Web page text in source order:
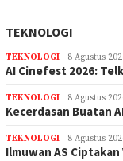
TEKNOLOGI
TEKNOLOGI 8 Agustus
AI Cinefest 2026:
TEKNOLOGI 8 Agustus
Kecerdasan Buatan
TEKNOLOGI 8 Agustus
Ilmuwan AS